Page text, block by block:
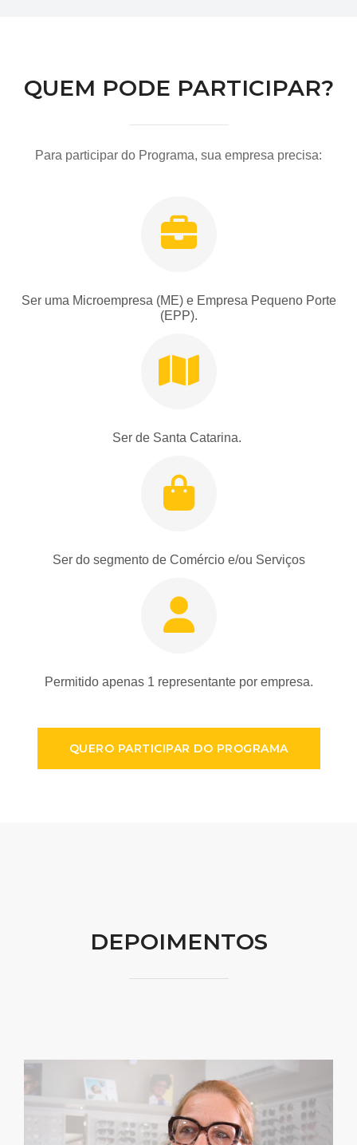
QUEM PODE PARTICIPAR?
Para participar do Programa, sua empresa precisa:
Ser uma Microempresa (ME) e Empresa Pequeno Porte
(EPP).
Ser de Santa Catarina.
Ser do segmento de Comércio e/ou Serviços
Permitido apenas 1 representante por empresa.
QUERO PARTICIPAR DO PROGRAMA
DEPOIMENTOS